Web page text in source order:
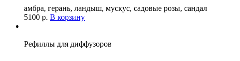
амбра, герань, ландыш, мускус, садовые розы, сандал
5100 р. В корзину
Рефиллы для диффузоров